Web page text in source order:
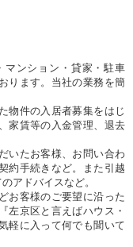
マンション・貸家・駐車
ります。当社の業務を簡
物件の入居者募集をはじ
家賃等の入金管理、退去
いたお客様、お問い合わ
約手続きなど。また引越
アドバイスなど。
お客様のご要望に沿った
左京区と言えばハウス・
軽に入って何でも聞いて